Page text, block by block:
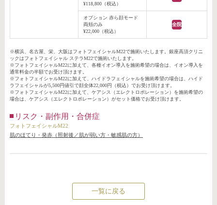
¥118,800（税込）
オプション 赤ら顔モード
両頬のみ
¥22,000（税込）
全院
※横浜、名古屋、栄、大阪はフォトフェイシャルM22で施術いたします。銀座高須クリニ
ックはフォトフェイシャル ステラM22で施術いたします。
※フォトフェイシャルM22に加えて、各種イオン導入を施術希望の場合は、イオン導入を
通常料金の半額でお受け頂けます。
※フォトフェイシャルM22に加えて、ハイドラフェイシャルを施術希望の場合は、ハイド
ラフェイシャルが5,500円値引で顔全体22,000円（税込）でお受け頂けます。
※フォトフェイシャルM22に加えて、ケアシス（エレクトロポレーション）を施術希望の
場合は、ケアシス（エレクトロポレーション）がセット価格でお受け頂けます。
リスク・副作用・合併症
フォトフェイシャルM22
肌のほてり・発赤（照射後／肌が弱い方・敏感肌の方）
一覧に戻る